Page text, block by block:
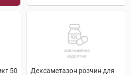
50
Дексаметазон розчин для